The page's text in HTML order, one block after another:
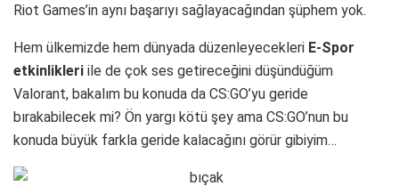
Riot Games’in aynı başarıyı sağlayacağından şüphem yok.
Hem ülkemizde hem dünyada düzenleyecekleri E-Spor
etkinlikleri ile de çok ses getireceğini düşündüğüm
Valorant, bakalım bu konuda da CS:GO’yu geride
bırakabilecek mi? Ön yargı kötü şey ama CS:GO’nun bu
konuda büyük farkla geride kalacağını görür gibiyim…